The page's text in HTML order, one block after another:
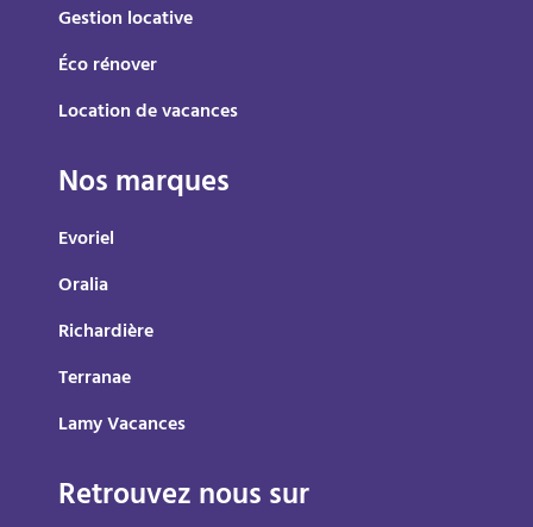
Gestion locative
Éco rénover
Location de vacances
Nos marques
Evoriel
Oralia
Richardière
Terranae
Lamy Vacances
Retrouvez nous sur